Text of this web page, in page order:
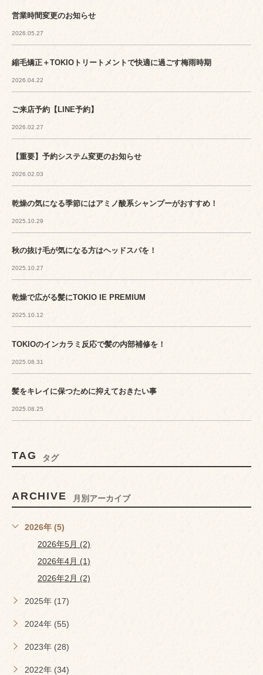
営業時間変更のお知らせ
2026.05.27
縮毛矯正＋TOKIOトリートメントで快適に過ごす梅雨時期
2026.04.22
ご来店予約【LINE予約】
2026.02.27
【重要】予約システム変更のお知らせ
2026.02.03
乾燥の気になる季節にはアミノ酸系シャンプーがおすすめ！
2025.10.29
秋の抜け毛が気になる方はヘッドスパを！
2025.10.27
乾燥で広がる髪にTOKIO IE PREMIUM
2025.10.12
TOKIOのインカラミ反応で髪の内部補修を！
2025.08.31
髪をキレイに保つために抑えておきたい事
2025.08.25
TAG タグ
ARCHIVE 月別アーカイブ
2026年 (5)
2026年5月 (2)
2026年4月 (1)
2026年2月 (2)
2025年 (17)
2024年 (55)
2023年 (28)
2022年 (34)